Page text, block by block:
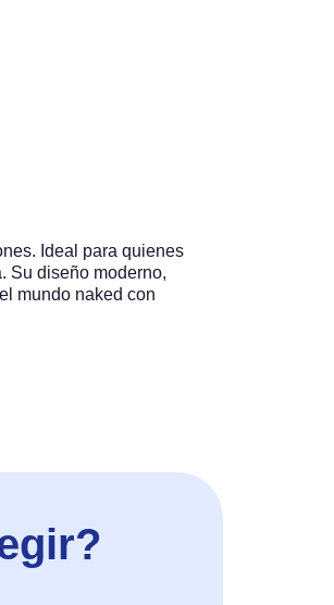
Ideal para quienes
Su diseño moderno,
mundo naked con